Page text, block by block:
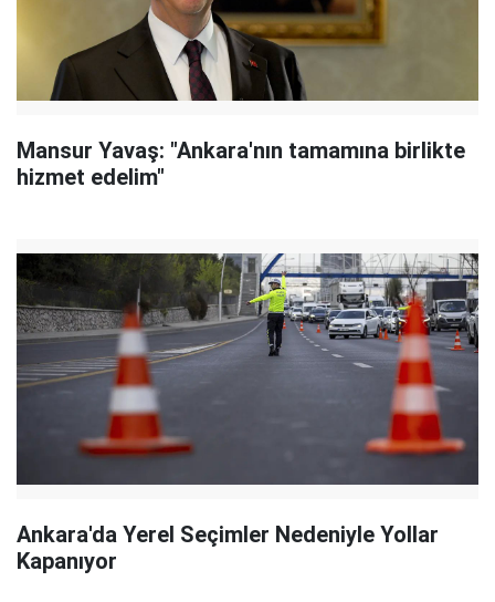
Mansur Yavaş: "Ankara'nın tamamına birlikte
hizmet edelim"
Ankara'da Yerel Seçimler Nedeniyle Yollar
Kapanıyor